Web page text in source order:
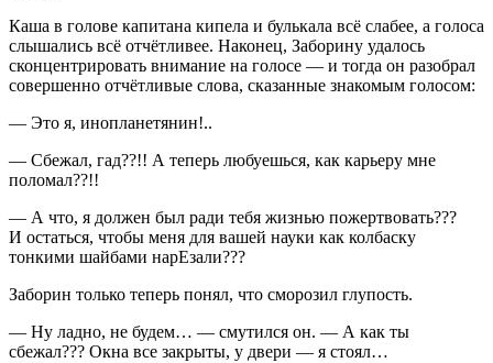
Каша в голове капитана кипела и булькала всё слабее, а голоса
слышались всё отчётливее. Наконец, Заборину удалось
сконцентрировать внимание на голосе — и тогда он разобрал
совершенно отчётливые слова, сказанные знакомым голосом:
— Это я, инопланетянин!..
— Сбежал, гад??!! А теперь любуешься, как карьеру мне
поломал??!!
— А что, я должен был ради тебя жизнью пожертвовать???
И остаться, чтобы меня для вашей науки как колбаску
тонкими шайбами нарЕзали???
Заборин только теперь понял, что сморозил глупость.
— Ну ладно, не будем… — смутился он. — А как ты
сбежал??? Окна все закрыты, у двери — я стоял…